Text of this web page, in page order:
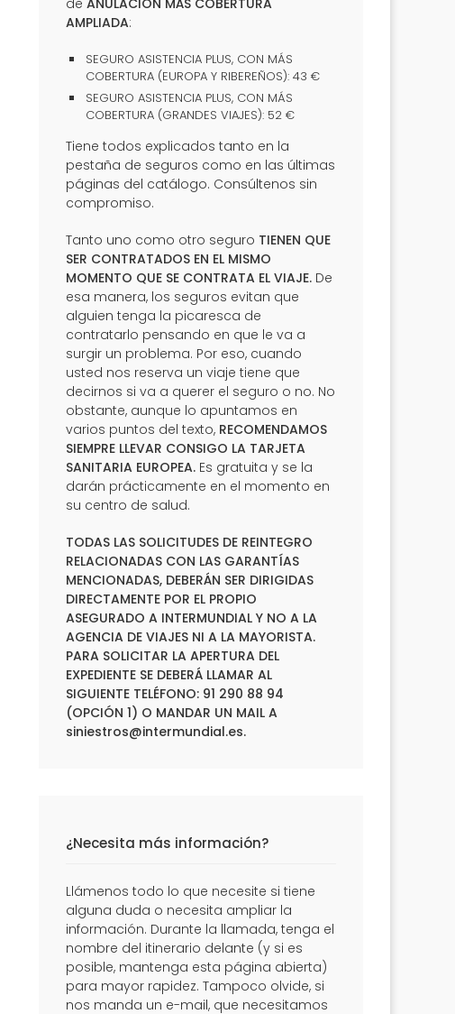
de ANULACIÓN MÁS COBERTURA
AMPLIADA:
SEGURO ASISTENCIA PLUS, CON MÁS
COBERTURA (EUROPA Y RIBEREÑOS): 43 €
SEGURO ASISTENCIA PLUS, CON MÁS
COBERTURA (GRANDES VIAJES): 52 €
Tiene todos explicados tanto en la
pestaña de seguros como en las últimas
páginas del catálogo. Consúltenos sin
compromiso.
Tanto uno como otro seguro TIENEN QUE
SER CONTRATADOS EN EL MISMO
MOMENTO QUE SE CONTRATA EL VIAJE. De
esa manera, los seguros evitan que
alguien tenga la picaresca de
contratarlo pensando en que le va a
surgir un problema. Por eso, cuando
usted nos reserva un viaje tiene que
decirnos si va a querer el seguro o no. No
obstante, aunque lo apuntamos en
varios puntos del texto, RECOMENDAMOS
SIEMPRE LLEVAR CONSIGO LA TARJETA
SANITARIA EUROPEA. Es gratuita y se la
darán prácticamente en el momento en
su centro de salud.
TODAS LAS SOLICITUDES DE REINTEGRO
RELACIONADAS CON LAS GARANTÍAS
MENCIONADAS, DEBERÁN SER DIRIGIDAS
DIRECTAMENTE POR EL PROPIO
ASEGURADO A INTERMUNDIAL Y NO A LA
AGENCIA DE VIAJES NI A LA MAYORISTA.
PARA SOLICITAR LA APERTURA DEL
EXPEDIENTE SE DEBERÁ LLAMAR AL
SIGUIENTE TELÉFONO: 91 290 88 94
(OPCIÓN 1) O MANDAR UN MAIL A
siniestros@intermundial.es.
¿Necesita más información?
Llámenos todo lo que necesite si tiene
alguna duda o necesita ampliar la
información. Durante la llamada, tenga el
nombre del itinerario delante (y si es
posible, mantenga esta página abierta)
para mayor rapidez. Tampoco olvide, si
nos manda un e-mail, que necesitamos